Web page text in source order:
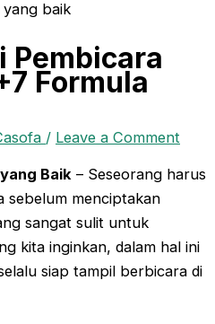
Pembicara
Formula
/ Leave a Comment
Baik – Seseorang harus
sebelum menciptakan
sangat sulit untuk
kita inginkan, dalam hal ini
siap tampil berbicara di